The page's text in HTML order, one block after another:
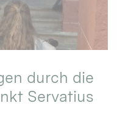
durch die
Servatius